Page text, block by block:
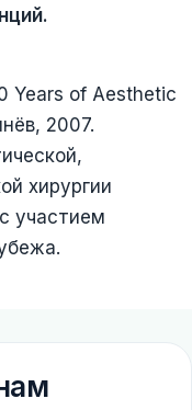
Years of Aesthetic
2007.
хирургии
участием